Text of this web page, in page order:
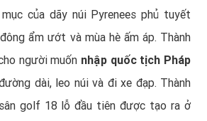
của dãy núi Pyrenees phủ tuyết
ẩm ướt và mùa hè ấm áp. Thành
người muốn nhập quốc tịch Pháp
dài, leo núi và đi xe đạp. Thành
golf 18 lỗ đầu tiên được tạo ra ở